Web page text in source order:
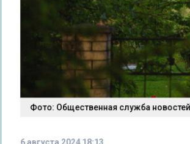
Фото: Общественная служба новостей
6 августа 2024 18:13